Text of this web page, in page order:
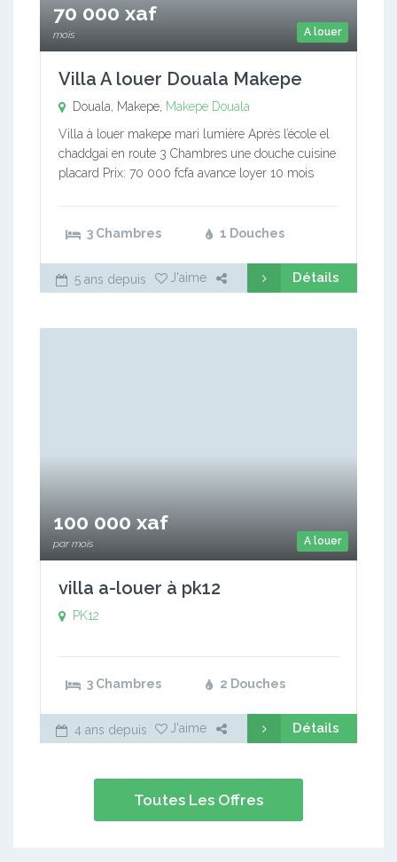
A louer
70 000 xaf
mois
Villa A louer Douala Makepe
Douala, Makepe, Makepe Douala
Villa à louer makepe mari lumière Après l’école el
chaddgai en route 3 Chambres une douche cuisine
placard Prix: 70 000 fcfa avance loyer 10 mois
3 Chambres 1 Douches
5 ans depuis J'aime Détails
A louer
100 000 xaf
par mois
villa a-louer à pk12
PK12
3 Chambres 2 Douches
4 ans depuis J'aime Détails
Toutes Les Offres